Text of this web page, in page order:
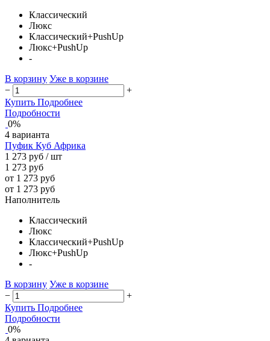
Классический
Люкс
Классический+PushUp
Люкс+PushUp
-
В корзину Уже в корзине
−
+
Купить Подробнее
Подробности
0%
4 варианта
Пуфик Куб Африка
1 273 руб / шт
1 273 руб
от 1 273 руб
от 1 273 руб
Наполнитель
Классический
Люкс
Классический+PushUp
Люкс+PushUp
-
В корзину Уже в корзине
−
+
Купить Подробнее
Подробности
0%